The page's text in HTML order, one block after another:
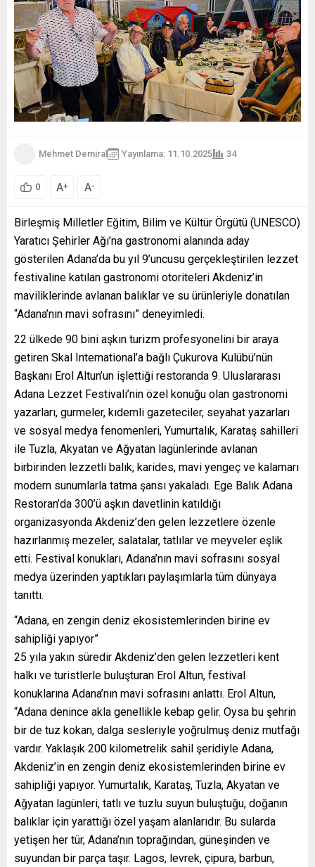
Mehmet Demiral Yayınlama: 11.10.2025 34
0 A+ A-
Birleşmiş Milletler Eğitim, Bilim ve Kültür Örgütü (UNESCO)
Yaratıcı Şehirler Ağı’na gastronomi alanında aday
gösterilen Adana’da bu yıl 9’uncusu gerçekleştirilen lezzet
festivaline katılan gastronomi otoriteleri Akdeniz’in
maviliklerinde avlanan balıklar ve su ürünleriyle donatılan
“Adana’nın mavi sofrasını” deneyimledi.
22 ülkede 90 bini aşkın turizm profesyonelini bir araya
getiren Skal International’a bağlı Çukurova Kulübü’nün
Başkanı Erol Altun’un işlettiği restoranda 9. Uluslararası
Adana Lezzet Festivali’nin özel konuğu olan gastronomi
yazarları, gurmeler, kıdemli gazeteciler, seyahat yazarları
ve sosyal medya fenomenleri, Yumurtalık, Karataş sahilleri
ile Tuzla, Akyatan ve Ağyatan lagünlerinde avlanan
birbirinden lezzetli balık, karides, mavi yengeç ve kalamarı
modern sunumlarla tatma şansı yakaladı. Ege Balık Adana
Restoran’da 300’ü aşkın davetlinin katıldığı
organizasyonda Akdeniz’den gelen lezzetlere özenle
hazırlanmış mezeler, salatalar, tatlılar ve meyveler eşlik
etti. Festival konukları, Adana’nın mavi sofrasını sosyal
medya üzerinden yaptıkları paylaşımlarla tüm dünyaya
tanıttı.
“Adana, en zengin deniz ekosistemlerinden birine ev
sahipliği yapıyor”
25 yıla yakın süredir Akdeniz’den gelen lezzetleri kent
halkı ve turistlerle buluşturan Erol Altun, festival
konuklarına Adana’nın mavi sofrasını anlattı. Erol Altun,
“Adana denince akla genellikle kebap gelir. Oysa bu şehrin
bir de tuz kokan, dalga sesleriyle yoğrulmuş deniz mutfağı
vardır. Yaklaşık 200 kilometrelik sahil şeridiyle Adana,
Akdeniz’in en zengin deniz ekosistemlerinden birine ev
sahipliği yapıyor. Yumurtalık, Karataş, Tuzla, Akyatan ve
Ağyatan lagünleri, tatlı ve tuzlu suyun buluştuğu, doğanın
balıklar için yarattığı özel yaşam alanlarıdır. Bu sularda
yetişen her tür, Adana’nın toprağından, güneşinden ve
suyundan bir parça taşır. Lagos, levrek, çipura, barbun,